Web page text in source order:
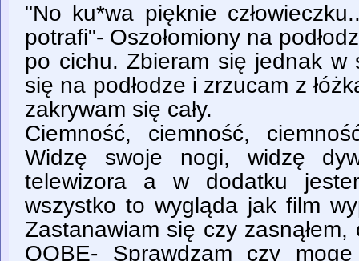
"No ku*wa pięknie
potrafi"- Oszołomiony na
po cichu. Zbieram się jednak w
się na podłodze i zrzucam z
zakrywam się cały.
Ciemność, ciemność,
Widzę swoje nogi, widzę
telewizora a w dodatku
wszystko to wygląda jak film
Zastanawiam się czy
OOBE- Sprawdzam czy